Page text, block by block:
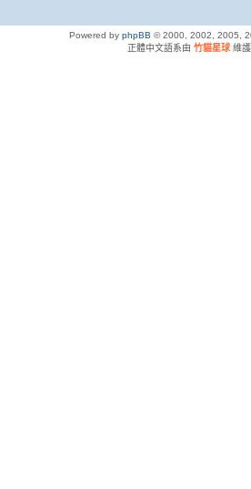
Powered by phpBB © 2000, 2002, 2005,
正體中文語系由 竹貓星球 維